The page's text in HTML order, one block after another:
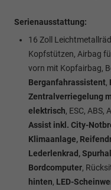
Serienausstattung:
16 Zoll
Kopfstützen, Airbag
vorn mit Kopfairbag,
Berganfahrassistent,
Zentralverriegelung
elektrisch, ESC, ABS,
Assist inkl. City-
Klimaanlage,
Lederlenkrad,
Bordcomputer,
hinten, LED-